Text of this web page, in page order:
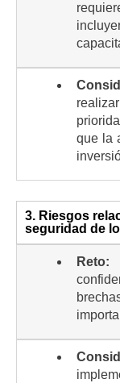
que la
3. Riesgos
seguridad de
Reto: